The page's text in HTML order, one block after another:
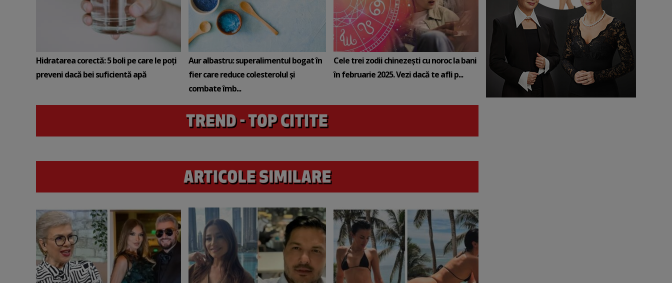
Hidratarea corectă: 5 boli pe care le poți
preveni dacă bei suficientă apă
Aur albastru: superalimentul bogat în
fier care reduce colesterolul și
combate îmb...
Cele trei zodii chinezești cu noroc la bani
în februarie 2025. Vezi dacă te afli p...